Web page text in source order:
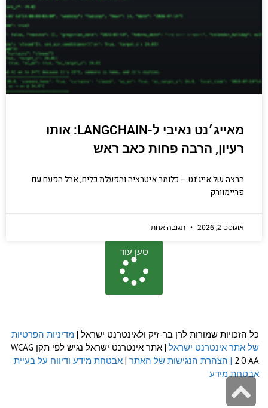
מאייג׳נט נאיבי ל-LANGCHAIN: אותו
רעיון, הרבה פחות כאב ראש
הרצה של אייג׳נט – כלומר איטרציה והפעלת כלים, אבל הפעם עם
פריימוורק
אוגוסט 2, 2026 תגובה אחת
טען עוד
כל הזכויות שמורות לרן בר-זיק ולאינטרנט ישראל | מדיניות הפרטיות
של אתר אינטרנט ישראל
| אתר אינטרנט ישראל נגיש לפי תקן WCAG
2.0 AA | הצהרת הנגישות של האתר | אבטחת מידע ודיווח על בעיית
אבטחת מידע
גלילה